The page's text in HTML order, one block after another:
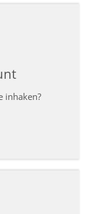
inhaken?